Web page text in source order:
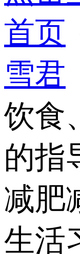
首页
雪君
饮食
的指
减肥
生活